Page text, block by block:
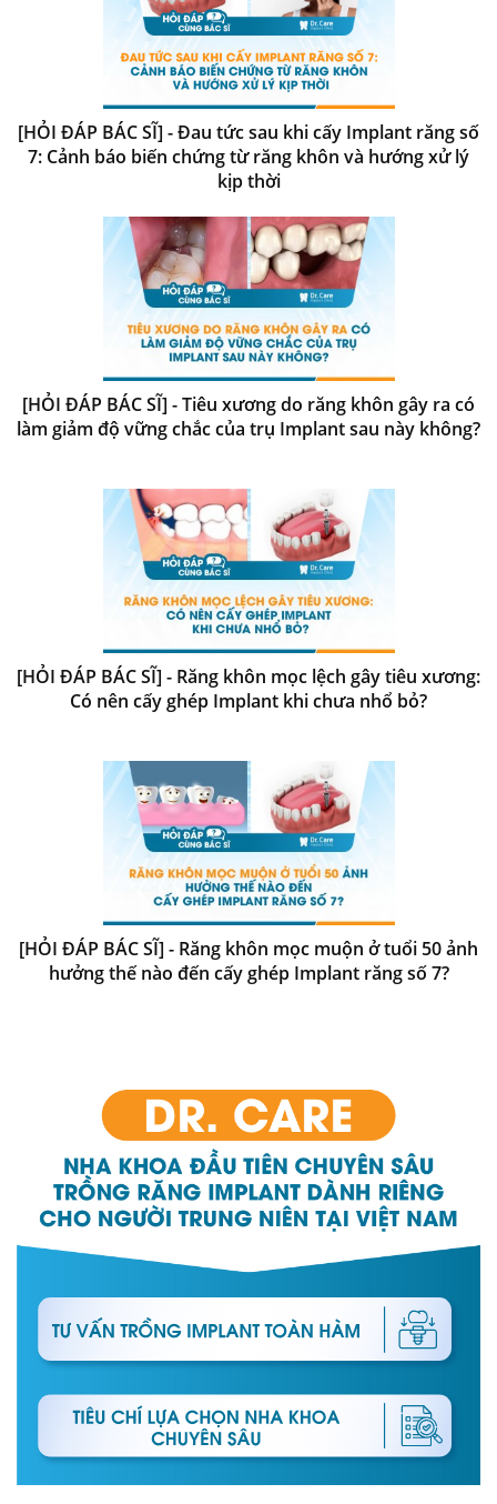
[HỎI ĐÁP BÁC SĨ] - Đau tức sau khi cấy Implant răng số
7: Cảnh báo biến chứng từ răng khôn và hướng xử lý
kịp thời
[HỎI ĐÁP BÁC SĨ] - Tiêu xương do răng khôn gây ra có
làm giảm độ vững chắc của trụ Implant sau này không?
[HỎI ĐÁP BÁC SĨ] - Răng khôn mọc lệch gây tiêu xương:
Có nên cấy ghép Implant khi chưa nhổ bỏ?
[HỎI ĐÁP BÁC SĨ] - Răng khôn mọc muộn ở tuổi 50 ảnh
hưởng thế nào đến cấy ghép Implant răng số 7?